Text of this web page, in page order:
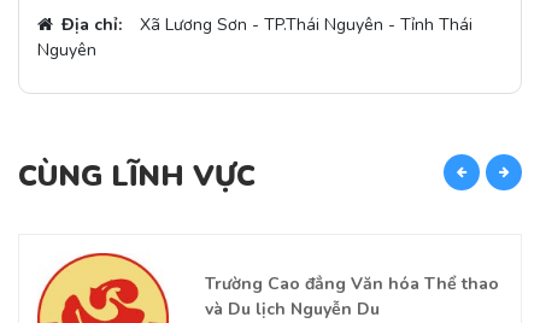
Địa chỉ:
Xã Lương Sơn - TP.Thái Nguyên - Tỉnh Thái
Nguyên
CÙNG LĨNH VỰC
Trường Cao đẳng Văn hóa Thể thao
và Du lịch Nguyễn Du